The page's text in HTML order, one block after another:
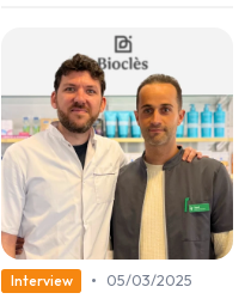
Interview •
05/03/2025